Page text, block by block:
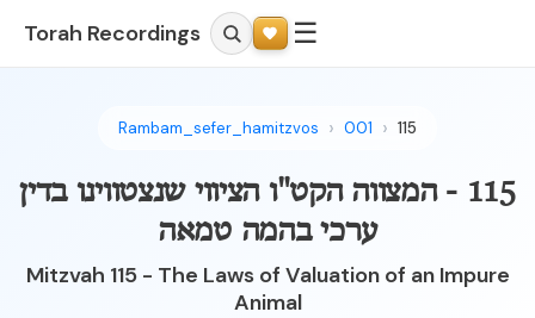
Torah Recordings ☰
Rambam_sefer_hamitzvos 001 115
115 - המצווה הקט"ו הציווי שנצטווינו בדין
ערכי בהמה טמאה
Mitzvah 115 - The Laws of Valuation of an Impure
Animal